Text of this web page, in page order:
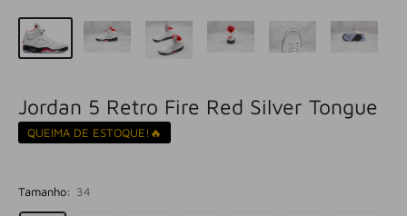
Jordan 5 Retro Fire Red Silver Tongue
QUEIMA DE ESTOQUE!🔥
Tamanho: 34